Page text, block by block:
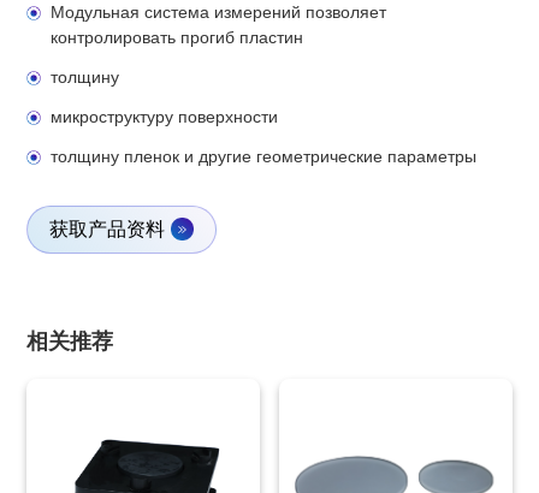
Модульная система измерений позволяет
контролировать прогиб пластин
толщину
микроструктуру поверхности
толщину пленок и другие геометрические параметры
获取产品资料
相关推荐